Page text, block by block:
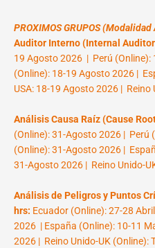
PROXIMOS GRUPOS
Auditor Interno (Internal
19 Agosto 2026 | Perú (Online):
(Online): 18-19 Agosto 2026 |
USA: 18-19 Agosto 2026 | Reino
Análisis Causa Raíz (Cause
(Online): 31-Agosto 2026 | Perú
(Online): 31-Agosto 2026 |
31-Agosto 2026 | Reino Unido-
Análisis de Peligros y Puntos
hrs: Ecuador (Online): 27-28
2026 | España (Online): 10-11
2026 | Reino Unido-UK (Online):